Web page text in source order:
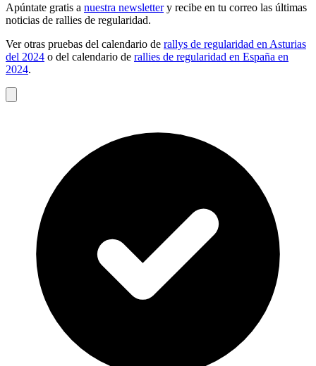
Apúntate gratis a nuestra newslettery recibe en tu correo las últimas
noticias de rallies de regularidad.
Ver otras pruebas del calendario de rallys de regularidad en Asturias
del 2024 o del calendario de rallies de regularidad en España en
2024.